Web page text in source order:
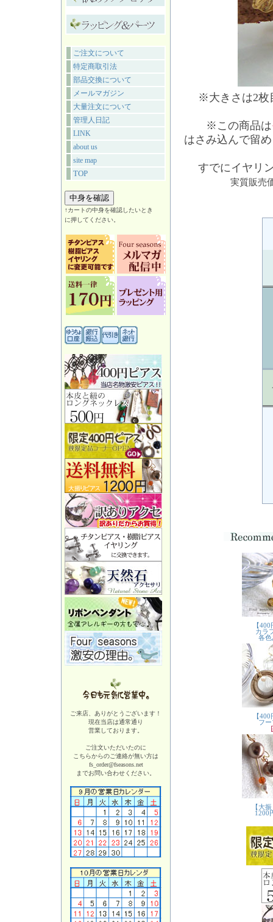
ご注文について
特定商取引法
部品交換について
メールマガジン
大量注文について
管理人日記
LINK
about us
site map
TOP
↑カートの中身を確認したいとき
に押してください。
ご来店、ありがとうございます！
現在当店は通常通り
営業しております。
ご注文いただいたのに
こちらからのご連絡が無い方は
fs_order@fseasons.net
までお問い合わせください。
※大きさは2枚
※この商品は
はさみ込んで留
すでにイヤリ
実質販売